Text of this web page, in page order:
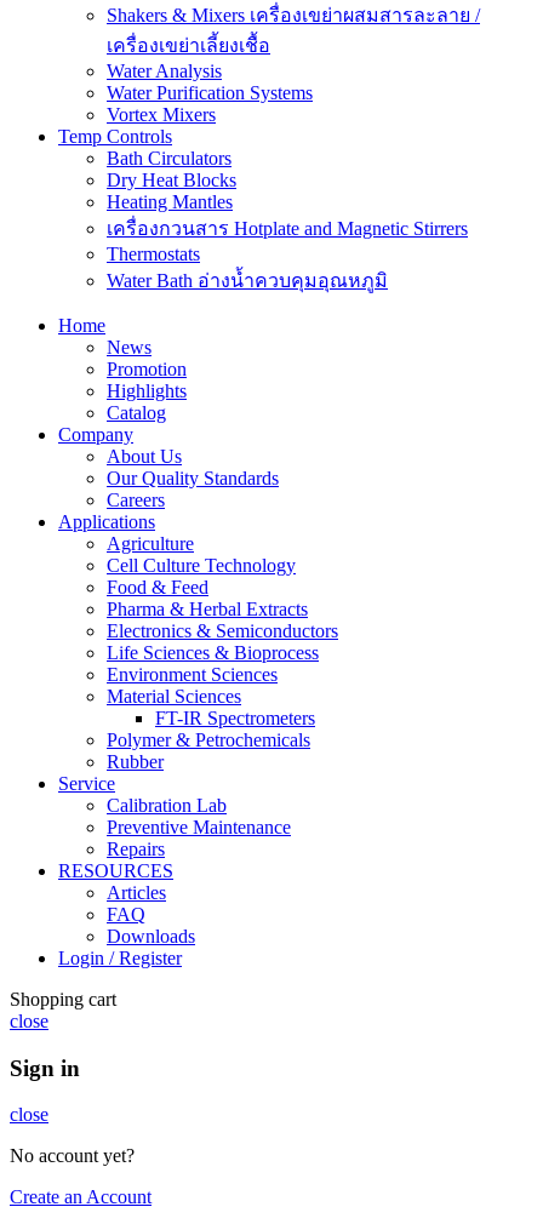
Shakers & Mixers เครื่องเขย่าผสมสารละลาย /
เครื่องเขย่าเลี้ยงเชื้อ
Water Analysis
Water Purification Systems
Vortex Mixers
Temp Controls
Bath Circulators
Dry Heat Blocks
Heating Mantles
เครื่องกวนสาร Hotplate and Magnetic Stirrers
Thermostats
Water Bath อ่างน้ำควบคุมอุณหภูมิ
Home
News
Promotion
Highlights
Catalog
Company
About Us
Our Quality Standards
Careers
Applications
Agriculture
Cell Culture Technology
Food & Feed
Pharma & Herbal Extracts
Electronics & Semiconductors
Life Sciences & Bioprocess
Environment Sciences
Material Sciences
FT-IR Spectrometers
Polymer & Petrochemicals
Rubber
Service
Calibration Lab
Preventive Maintenance
Repairs
RESOURCES
Articles
FAQ
Downloads
Login / Register
Shopping cart
close
Sign in
close
No account yet?
Create an Account